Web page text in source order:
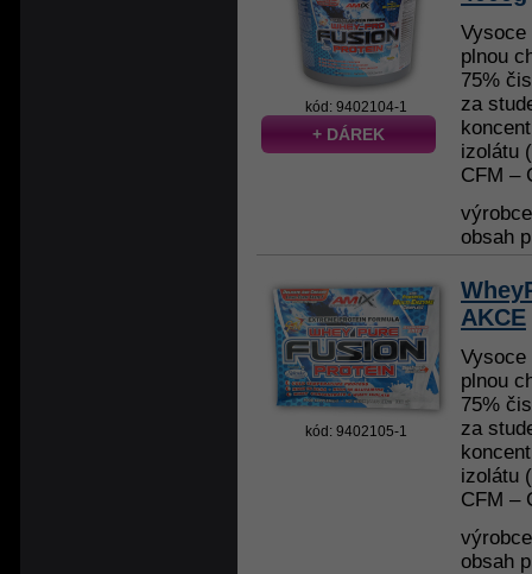
kód: 9402104-1
+ DÁREK
plnou
75%
za
izolátu
CFM –
obsah
kód: 9402105-1
AKCE
plnou
75%
za
izolátu
CFM –
obsah